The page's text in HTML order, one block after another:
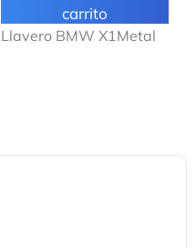
carrito
Llavero BMW X1Metal